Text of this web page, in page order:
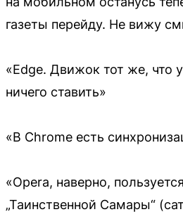
газеты перейду. Не вижу
«Edge. Движок тот же, что
ничего ставить»
«В Chrome есть
«Opera, наверно,
„Таинственной Самары“